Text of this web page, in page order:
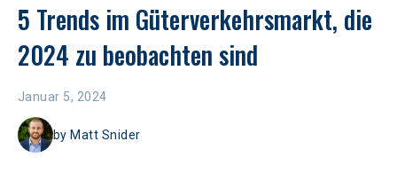
5 Trends im Güterverkehrsmarkt, die
2024 zu beobachten sind
Januar 5, 2024
by Matt Snider